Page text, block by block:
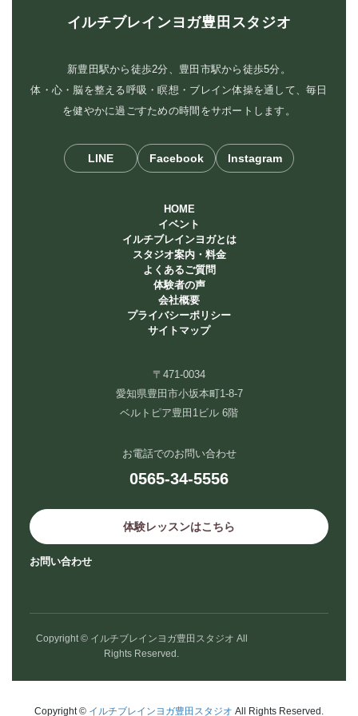
イルチブレインヨガ豊田スタジオ
新豊田駅から徒歩2分、豊田市駅から徒歩5分。
体・心・脳を整える呼吸・瞑想・ブレイン体操を通して、毎日
を健やかに過ごすための時間をサポートします。
LINE Facebook Instagram
HOME
イベント
イルチブレインヨガとは
スタジオ案内・料金
よくあるご質問
体験者の声
会社概要
プライバシーポリシー
サイトマップ
〒471-0034
愛知県豊田市小坂本町1-8-7
ベルトピア豊田1ビル 6階
お電話でのお問い合わせ
0565-34-5556
体験レッスンはこちら
お問い合わせ
Copyright © イルチブレインヨガ豊田スタジオ All
Rights Reserved.
Copyright © イルチブレインヨガ豊田スタジオ All Rights Reserved.